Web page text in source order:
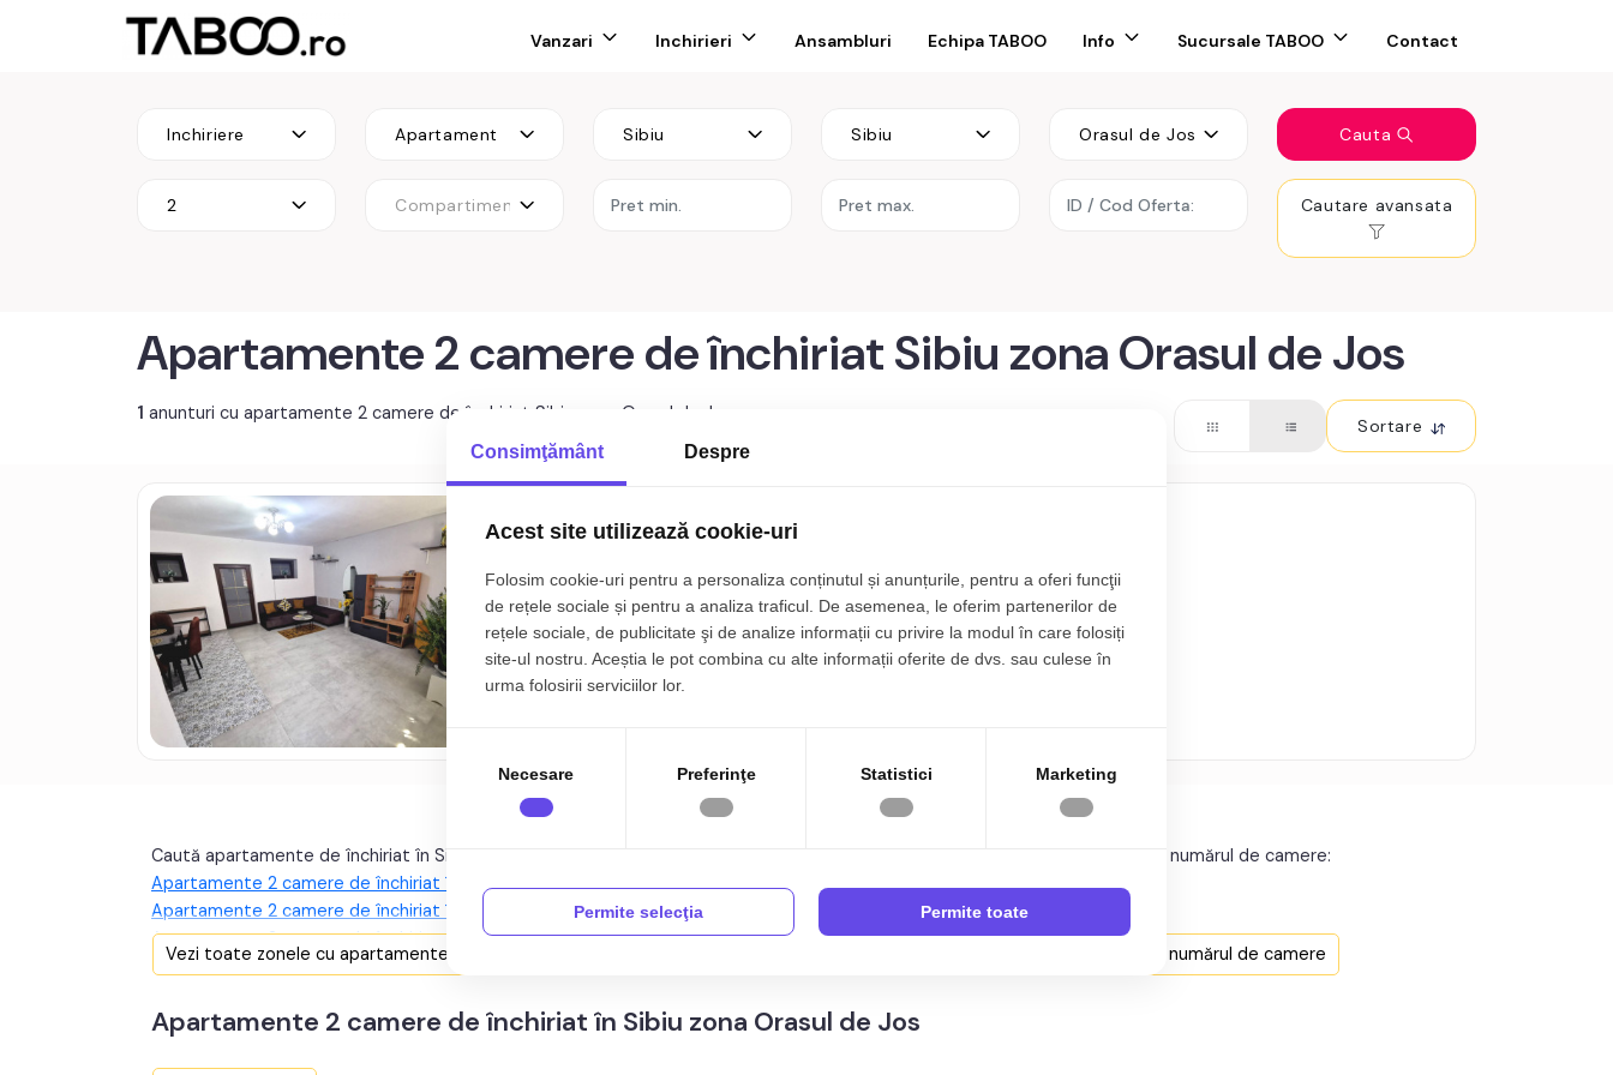
Vanzari Inchirieri Ansambluri Echipa TABOO Info Sucursale TABOO Contact
Inchiriere Apartament Sibiu Sibiu Orasul de Jos Cauta
2 Compartimentare
Apartamente 2 camere de închiriat Sibiu zona Orasul de Jos
1 anunturi cu apartamente 2 camere de închiriat Sibiu zona Orasul de Jos
Sortare
Sibiu, Orasul de Jos
2 cam Parter 50 mp Nedecomandat
400€
Caută apartamente de închiriat în Sibiu după zone:
Apartamente 2 camere de închiriat în Sibiu zona Mihai Viteazul
Apartamente 2 camere de închiriat în Sibiu zona Rahovei
Apartamente 2 camere de închiriat în Sibiu zona Doamna Stanca
Apartamente 2 camere de închiriat în Sibiu zona Calea Cisnadiei - Arhitectilor
Apartamente 2 camere de închiriat în Sibiu zona Calea Surii Mici
Vezi toate zonele cu apartamente de închiriat în Sibiu
Caută apartamente de închiriat în Sibiu după numărul de camere:
Garsoniere de închiriat Sibiu
Apartamente 2 camere de închiriat Sibiu
Apartamente 3 camere de închiriat Sibiu
Penthouse de închiriat Sibiu
Vezi apartamente de închiriat în Sibiu după numărul de camere
Apartamente 2 camere de închiriat în Sibiu zona Orasul de Jos
Consimţământ Despre
Acest site utilizează cookie-uri
Folosim cookie-uri pentru a personaliza conținutul și anunțurile, pentru a oferi funcţii
de rețele sociale și pentru a analiza traficul. De asemenea, le oferim partenerilor de
rețele sociale, de publicitate şi de analize informații cu privire la modul în care folosiți
site-ul nostru. Aceștia le pot combina cu alte informații oferite de dvs. sau culese în
urma folosirii serviciilor lor.
Necesare Preferinţe Statistici Marketing
Permite selecţia Permite toate